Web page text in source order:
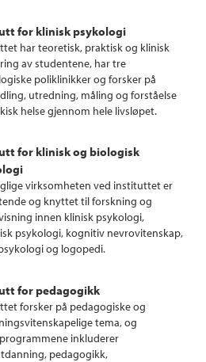
for klinisk psykologi
har teoretisk, praktisk og klinisk
av studentene, har tre
poliklinikker og forsker på
utredning, måling og forståelse
helse gjennom hele livsløpet.
for klinisk og biologisk
virksomheten ved instituttet er
og knyttet til forskning og
innen klinisk psykologi,
psykologi, kognitiv nevrovitenskap,
og logopedi.
for pedagogikk
forsker på pedagogiske og
tema, og
inkluderer
pedagogikk,